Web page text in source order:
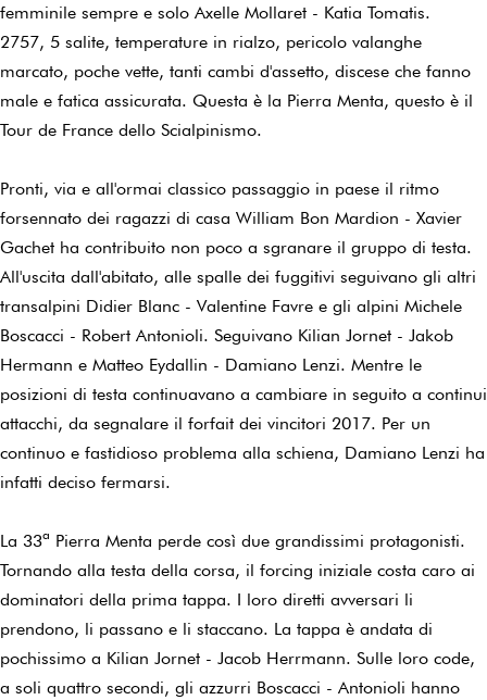
femminile sempre e solo Axelle Mollaret - Katia Tomatis.
2757, 5 salite, temperature in rialzo, pericolo valanghe
marcato, poche vette, tanti cambi d'assetto, discese che fanno
male e fatica assicurata. Questa è la Pierra Menta, questo è il
Tour de France dello Scialpinismo.
Pronti, via e all'ormai classico passaggio in paese il ritmo
forsennato dei ragazzi di casa William Bon Mardion - Xavier
Gachet ha contribuito non poco a sgranare il gruppo di testa.
All'uscita dall'abitato, alle spalle dei fuggitivi seguivano gli altri
transalpini Didier Blanc - Valentine Favre e gli alpini Michele
Boscacci - Robert Antonioli. Seguivano Kilian Jornet - Jakob
Hermann e Matteo Eydallin - Damiano Lenzi. Mentre le
posizioni di testa continuavano a cambiare in seguito a continui
attacchi, da segnalare il forfait dei vincitori 2017. Per un
continuo e fastidioso problema alla schiena, Damiano Lenzi ha
infatti deciso fermarsi.
La 33ª Pierra Menta perde così due grandissimi protagonisti.
Tornando alla testa della corsa, il forcing iniziale costa caro ai
dominatori della prima tappa. I loro diretti avversari li
prendono, li passano e li staccano. La tappa è andata di
pochissimo a Kilian Jornet - Jacob Herrmann. Sulle loro code,
a soli quattro secondi, gli azzurri Boscacci - Antonioli hanno